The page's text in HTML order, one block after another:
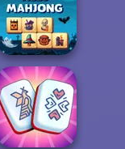
Butterfly Kyodai
Halloween Tiles
Mahjong